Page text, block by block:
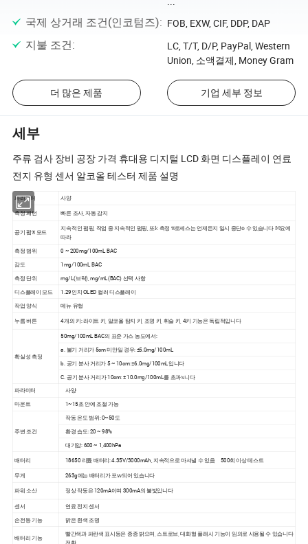
국제 상거래 조건(인코텀즈): FOB, EXW, CIF, DDP, DAP
지불 조건:
LC, T/T, D/P, PayPal, Western
Union, 소액결제, Money Gram
더 많은 제품 기업 세부 정보
세부
주류 검사 장비 공장 가격 휴대용 디지털 LCD 화면 디스플레이 연료
전지 유형 센서 알코올 테스터 제품 설명
파라미터 사양
측정 패턴 빠른 조사, 자동 감지
공기 펌𝔄 모드
지속적인 펌핑, 작업 중 지속적인 펌핑, 또𝕜 측정 𝔄로세스는 언제든지 일시 중단𝕠 수 있습니다 𝕄요에
따라
측정 범위
0 ~ 200mg/100mL BAC
감도
1mg/100mL BAC
측정 단위 mg/L(브락), mg/mL(BAC) 선택 사항
디스플레이 모드
1.29인치 OLED 컬러 디스플레이
작업 양식
메뉴 유형
누름 버튼 4개의 키: 라이트 키, 알코올 탐지 키, 조명 키, 휘슬 키, 4키 기능은 독립적입니다
확실성 측정
50mg/100mL BAC의 표준 가스 농도에서:
a. 불기 거리가 5cm 미만일 경우: ±5.0mg/100mL
b. 공기 분사 거리가 5 ~ 10cm: ±6.0mg/100mL입니다
C. 공기 분사 거리가 10cm: ± 10.0mg/100mL를 초과𝕩니다
파라미터
사양
마운트
1~15초 안에 조절 가능
주변 조건
작동 온도 범위: 0~50도
환경 습도: 20 ~ 98%
대기압: 600 ~ 1,400hPa
배터리 18650 리튬 배터리: 4.35V/3000mAh, 지속적으로 마셔낼 수 있음 500회 이상 테스트
무게 263g에는 배터리가 포𝕨되어 있습니다
파워 소산 정상 작동은 120mA이며 300mA의 불빛입니다
센서 연료 전지 센서
손전등 기능 밝은 흰색 조명
배터리 기능
빨간색과 파란색 표시등은 종종 밝으며, 스트로브, 대화형 플래시 기능이 임의로 사용될 수 있습니다
전환